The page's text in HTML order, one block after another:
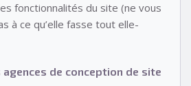
fonctionnalités du site (ne vous
à ce qu’elle fasse tout elle-
de conception de site